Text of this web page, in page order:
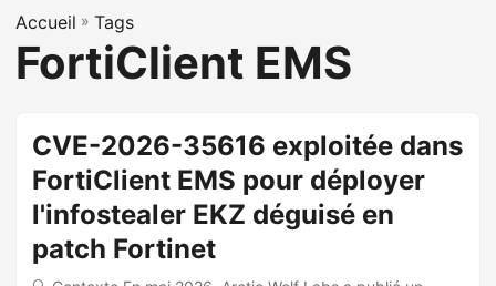
Accueil » Tags
FortiClient EMS
CVE-2026-35616 exploitée dans
FortiClient EMS pour déployer
l'infostealer EKZ déguisé en
patch Fortinet